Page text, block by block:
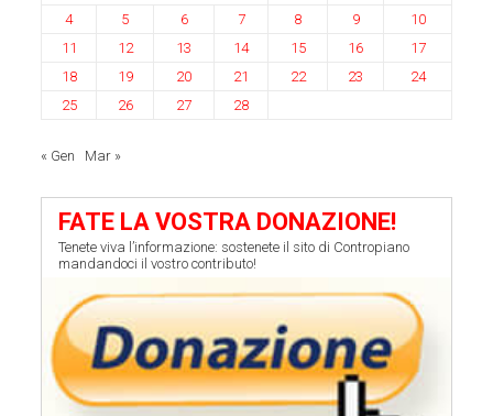
4
5 6 7 8 9
10
11
12 13 14 15 16
17
18
19 20 21 22 23
24
25
26 27 28
« Gen Mar »
FATE LA VOSTRA DONAZIONE!
Tenete viva l’informazione: sostenete il sito di Contropiano
mandandoci il vostro contributo!